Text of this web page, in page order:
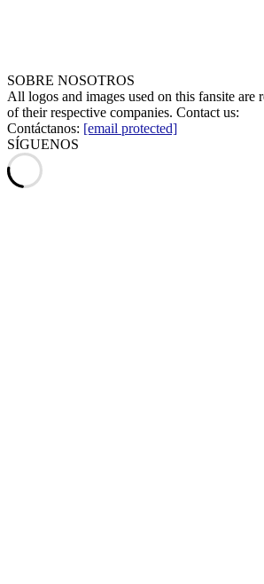
SOBRE NOSOTROS
All logos and images used on this fansite are
of their respective companies. Contact us:
Contáctanos: [email protected]
SÍGUENOS